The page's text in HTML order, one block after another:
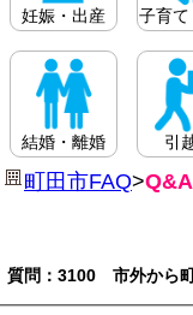
妊娠・出産 子育
結婚・離婚 引
町田市FAQ>
質問：3100 市外から町